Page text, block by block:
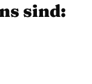
sind: